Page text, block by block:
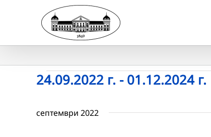
Събития
24.09.2022 г. - 01.12.2024 г.
date.
септември 2022